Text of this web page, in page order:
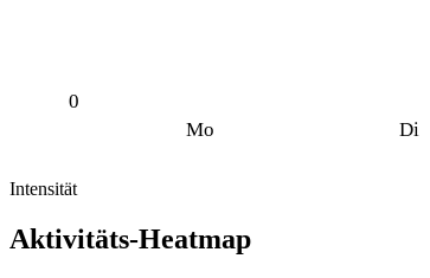
0
Mo Di
Intensität
Aktivitäts-Heatmap